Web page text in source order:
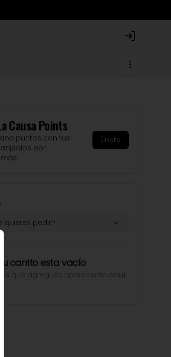
Login
Causa Points
puntos con tus
por
Únete
quieres pedir?
Tu carrito esta vacío
que agregues aparecerán aquí